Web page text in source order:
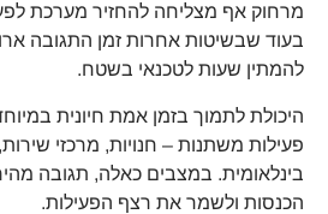
מרחוק אף מצליחה להחזיר מערכת
בעוד שבשיטות אחרות זמן התגובה
להמתין שעות לטכנאי בשטח.
היכולת לתמוך בזמן אמת חיונית
פעילות משתנות – חנויות, מרכזי
בינלאומית. במצבים כאלה, תגובה
הכנסות ולשמר את רצף הפעילות.